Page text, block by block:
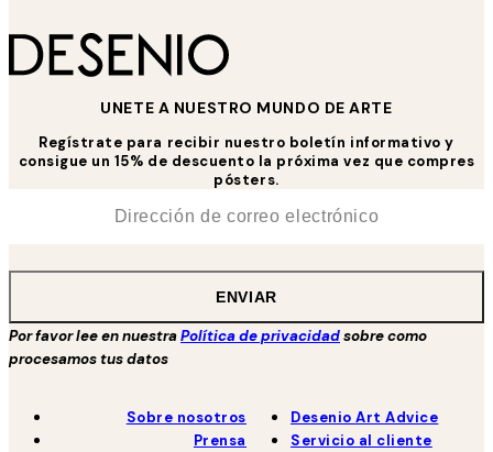
UNETE A NUESTRO MUNDO DE ARTE
Regístrate para recibir nuestro boletín informativo y
consigue un 15% de descuento la próxima vez que compres
pósters.
ENVIAR
Por favor lee en nuestraPolítica de privacidadsobre como
procesamos tus datos
Sobre nosotros
Prensa
Desenio Art Advice
Servicio al cliente